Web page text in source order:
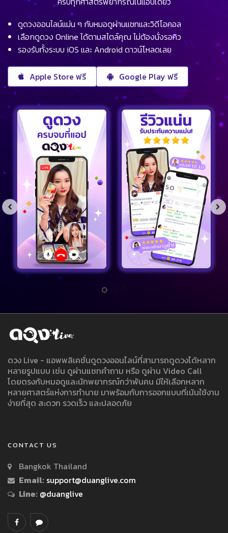
ดูดวงออนไลน์แม่น ๆ กับหมอดูผ่านแชทและวิดีโอคอล
เลือกดูดวง Online ได้ตามสไตล์คุณ ไม่ต้องนั่งรอคิว
รองรับทั้งระบบ iOS และ Android ดาวน์โหลดเลย
Apple Store ฟรี Google Play ฟรี
ดวง Live - แอพพลิเคชั่นดูดวงออนไลน์ที่สามารถดูดวงได้หลาก
หลายรูปแบบ เช่น ดูผ่านแชทคำถาม หรือ ดูผ่าน Video Call
โดยตรงกับหมอดูและนักพยากรณ์กว่าพันคน มีให้เลือกหลาก
หลายศาสตร์แห่งการทำนาย มาพร้อมกับการออกแบบที่เน้นใช้งาน
ง่ายที่สุด สะดวก รวดเร็ว และปลอดภัย
CONTACT US
Bangkok Thailand
Email: support@duanglive.com
Line: @duanglive